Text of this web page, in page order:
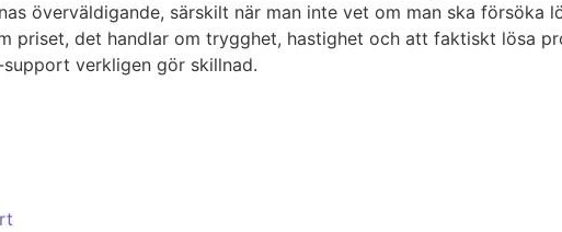
överväldigande, särskilt när man inte vet om man ska försöka
priset, det handlar om trygghet, hastighet och att faktiskt lösa
verkligen gör skillnad.